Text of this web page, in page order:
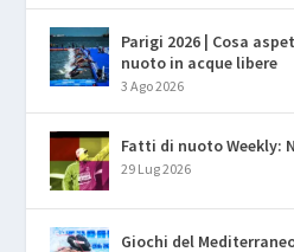
Parigi 2026 | Cosa
nuoto in acque libere
3 Ago 2026
Fatti di nuoto Weekly:
29 Lug 2026
Giochi del